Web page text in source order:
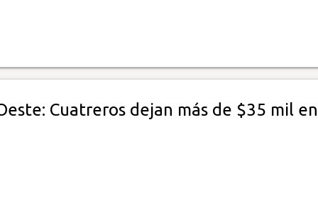
Cuatreros dejan más de $35 mil en